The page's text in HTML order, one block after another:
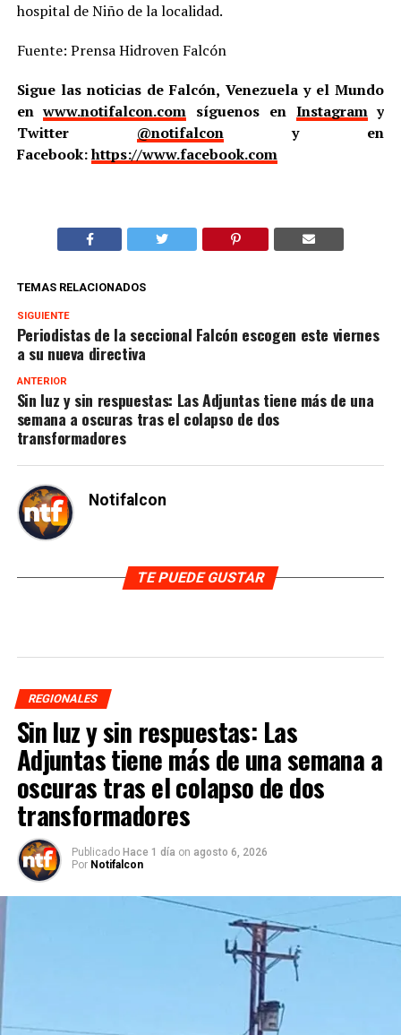
hospital de Niño de la localidad.
Fuente: Prensa Hidroven Falcón
Sigue las noticias de Falcón, Venezuela y el Mundo
enwww.notifalcon.com síguenos en Instagramy
Twitter @notifalcony en
Facebook:https://www.facebook.com
TEMAS RELACIONADOS
SIGUIENTE
Periodistas de la seccional Falcón escogen este viernes
a su nueva directiva
ANTERIOR
Sin luz y sin respuestas: Las Adjuntas tiene más de una
semana a oscuras tras el colapso de dos
transformadores
Notifalcon
TE PUEDE GUSTAR
REGIONALES
Sin luz y sin respuestas: Las
Adjuntas tiene más de una semana a
oscuras tras el colapso de dos
transformadores
Publicado Hace 1 día on agosto 6, 2026
Por Notifalcon